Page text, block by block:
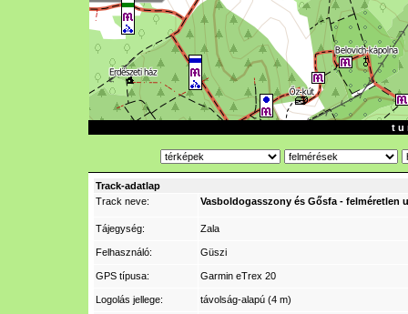
t u
Track-adatlap
Track neve:
Vasboldogasszony és Gősfa - felméretlen
Tájegység: Zala
Felhasználó: Güszi
GPS típusa: Garmin eTrex 20
Logolás jellege: távolság-alapú (4 m)